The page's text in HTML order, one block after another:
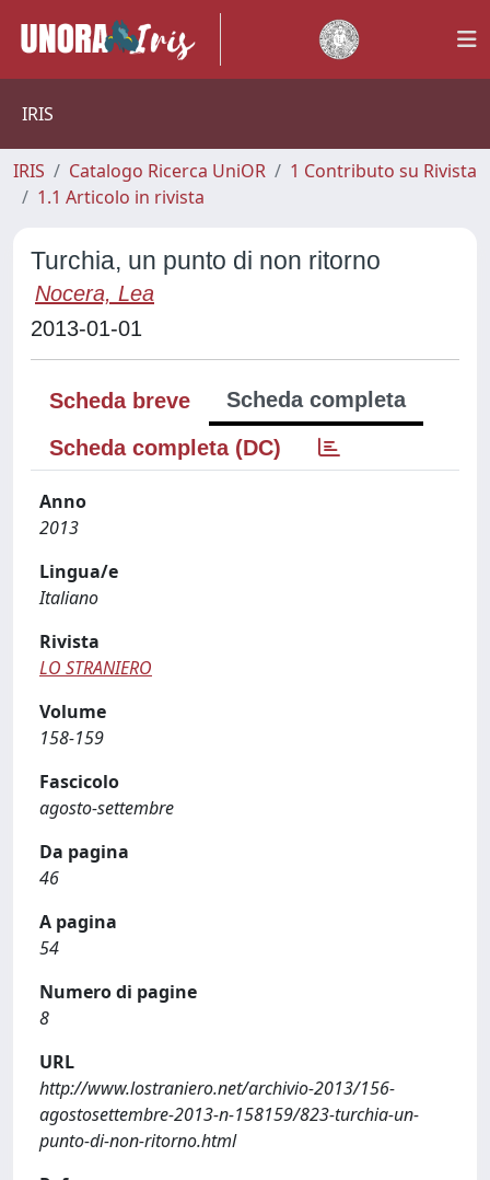
IRIS
IRIS Catalogo Ricerca UniOR
1 Contributo su Rivista
1.1 Articolo in rivista
Turchia, un punto di non ritorno
Nocera, Lea
2013-01-01
Scheda breve
Scheda completa
Scheda completa (DC)
Anno
2013
Lingua/e
Italiano
Rivista
LO STRANIERO
Volume
158-159
Fascicolo
agosto-settembre
Da pagina
46
A pagina
54
Numero di pagine
8
URL
http://www.lostraniero.net/archivio-2013/156-
agostosettembre-2013-n-158159/823-turchia-un-
punto-di-non-ritorno.html